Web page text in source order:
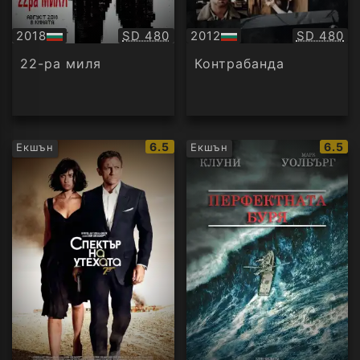
2018
БГ
аудио
Качество:
SD 480
22-ра миля
2012
БГ
аудио
SD 480
Контрабанда
Екшън
IMDb
рейтинг:
6.5 Екшън
IMDb
6.5